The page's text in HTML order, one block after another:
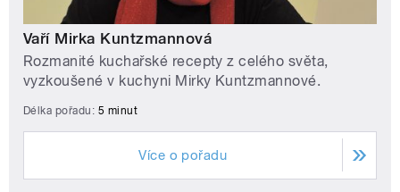
Vaří Mirka Kuntzmannová
Rozmanité kuchařské recepty z celého světa,
vyzkoušené v kuchyni Mirky Kuntzmannové.
Délka pořadu: 5 minut
Více o pořadu